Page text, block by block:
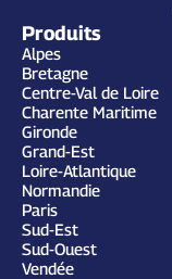
Produits
Alpes
Bretagne
Centre-Val de Loire
Charente Maritime
Gironde
Grand-Est
Loire-Atlantique
Normandie
Paris
Sud-Est
Sud-Ouest
Vendée